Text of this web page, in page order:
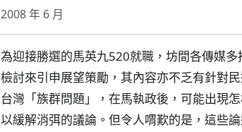
2008 年 6 月
為迎接勝選的馬英九520就職，坊間各傳媒
檢討來引申展望策勵，其內容亦不乏有針對
台灣「族群問題」，在馬執政後，可能出現
以緩解消弭的議論。但令人喟歎的是，這些